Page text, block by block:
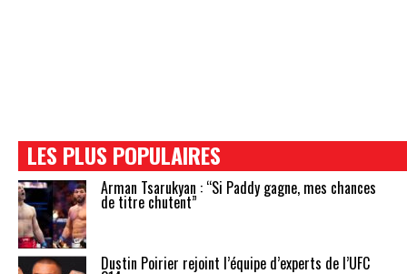
LES PLUS POPULAIRES
Arman Tsarukyan : “Si Paddy gagne, mes chances
de titre chutent”
Dustin Poirier rejoint l’équipe d’experts de l’UFC